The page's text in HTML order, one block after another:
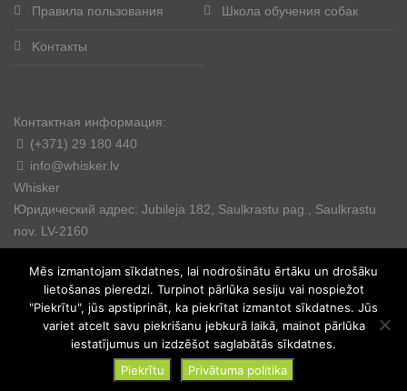
Правила пользования Школа обучения собак
Kонтакты
Контактная информация:
(+371) 29 180 440
info@whisker.lv
Whisker
Юридический адрес: Jubileja 182, Saulkrastu pag., Saulkrastu
nov. LV-2160
© 2025. All rights reserved.
Mēs izmantojam sīkdatnes, lai nodrošinātu ērtāku un drošāku
lietošanas pieredzi. Turpinot pārlūka sesiju vai nospiežot
"Piekrītu", jūs apstiprināt, ka piekrītat izmantot sīkdatnes. Jūs
variet atcelt savu piekrišanu jebkurā laikā, mainot pārlūka
iestatījumus un izdzēšot saglabātās sīkdatnes.
Piekrītu
Privātuma politika